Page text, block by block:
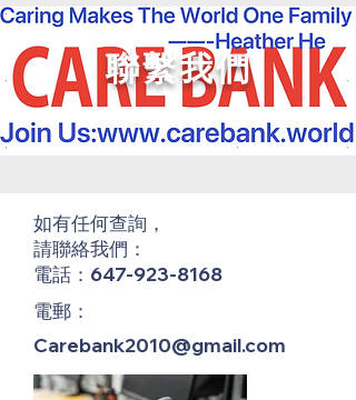
聯繫我們
如有任何查詢，
請聯絡我們：
電話：647-923-8168
電郵：
Carebank2010@gmail.com